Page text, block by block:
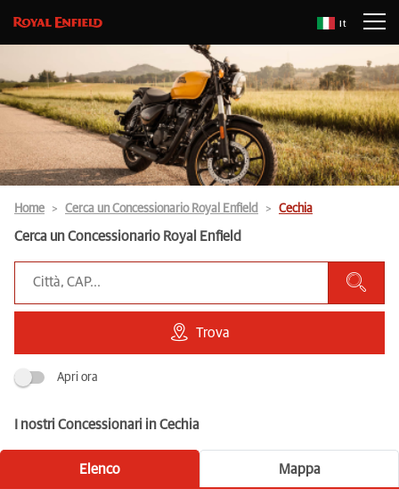
It
Home Cerca un Concessionario Royal Enfield Cechia
Cerca un Concessionario Royal Enfield
Trova
Apri ora
I nostri Concessionari in Cechia
Elenco Mappa